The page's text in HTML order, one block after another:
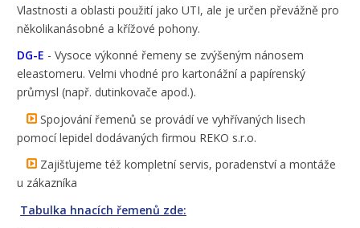
Vlastnosti a oblasti použití jako UTI, ale je určen převážně pro
několikanásobné a křížové pohony.
DG-E - Vysoce výkonné řemeny se zvýšeným nánosem
eleastomeru. Velmi vhodné pro kartonážní a papírenský
průmysl (např. dutinkovače apod.).
Spojování řemenů se provádí ve vyhřívaných lisech
pomocí lepidel dodávaných firmou REKO s.r.o.
Zajišťujeme též kompletní servis, poradenství a montáže
u zákazníka
Tabulka hnacích řemenů zde: